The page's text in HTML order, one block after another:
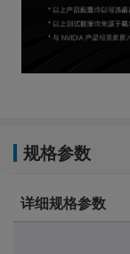
规格参数
详细规格参数